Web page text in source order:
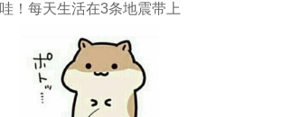
哇！每天生活在3条地震带上